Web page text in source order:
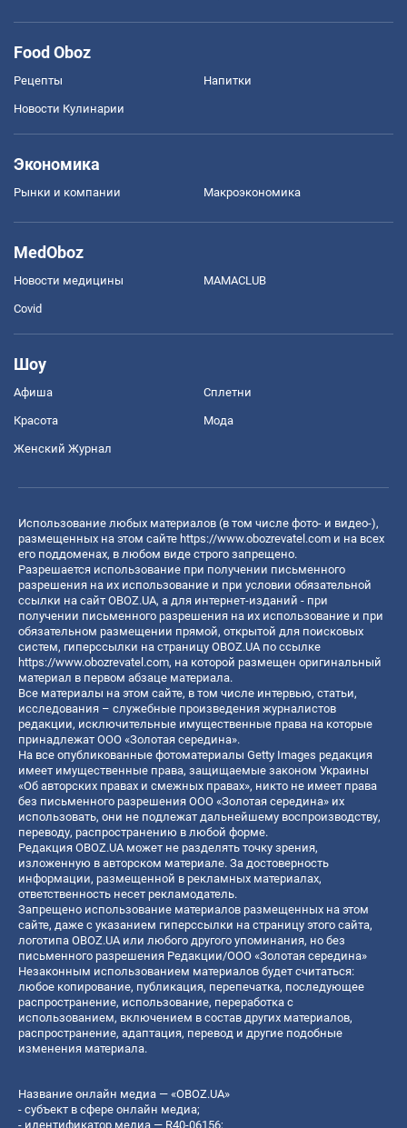
Food Oboz
Рецепты Напитки
Новости Кулинарии
Экономика
Рынки и компании Mакроэкономика
MedOboz
Новости медицины MAMACLUB
Covid
Шоу
Афиша Сплетни
Красота Мода
Женский Журнал
Использование любых материалов (в том числе фото- и видео-),
размещенных на этом сайте https://www.obozrevatel.com и на всех
его поддоменах, в любом виде строго запрещено.
Разрешается использование при получении письменного
разрешения на их использование и при условии обязательной
ссылки на сайт OBOZ.UA, а для интернет-изданий - при
получении письменного разрешения на их использование и при
обязательном размещении прямой, открытой для поисковых
систем, гиперссылки на страницу OBOZ.UA по ссылке
https://www.obozrevatel.com, на которой размещен оригинальный
материал в первом абзаце материала.
Все материалы на этом сайте, в том числе интервью, статьи,
исследования – служебные произведения журналистов
редакции, исключительные имущественные права на которые
принадлежат ООО «Золотая середина».
На все опубликованные фотоматериалы Getty Images редакция
имеет имущественные права, защищаемые законом Украины
«Об авторских правах и смежных правах», никто не имеет права
без письменного разрешения ООО «Золотая середина» их
использовать, они не подлежат дальнейшему воспроизводству,
переводу, распространению в любой форме.
Редакция OBOZ.UA может не разделять точку зрения,
изложенную в авторском материале. За достоверность
информации, размещенной в рекламных материалах,
ответственность несет рекламодатель.
Запрещено использование материалов размещенных на этом
сайте, даже с указанием гиперссылки на страницу этого сайта,
логотипа OBOZ.UA или любого другого упоминания, но без
письменного разрешения Редакции/ООО «Золотая середина»
Незаконным использованием материалов будет считаться:
любое копирование, публикация, перепечатка, последующее
распространение, использование, переработка с
использованием, включением в состав других материалов,
распространение, адаптация, перевод и другие подобные
изменения материала.
Название онлайн медиа — «OBOZ.UA»
- субъект в сфере онлайн медиа;
- идентификатор медиа — R40-06156;